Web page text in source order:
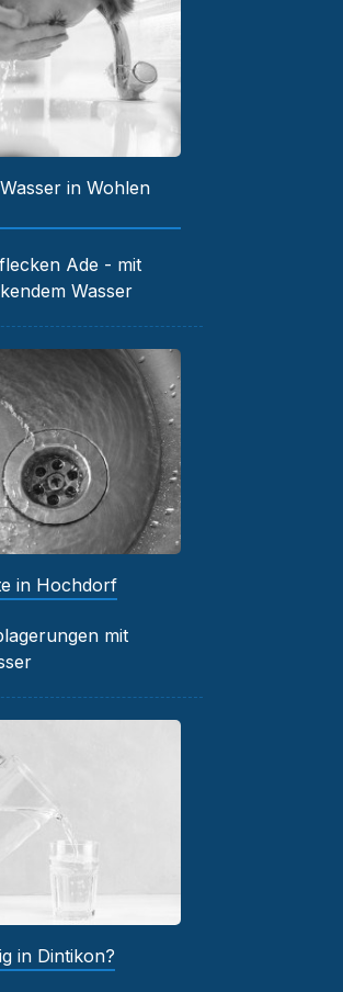
in Wohlen
Ade - mit
Wasser
in Hochdorf
mit
in Dintikon?